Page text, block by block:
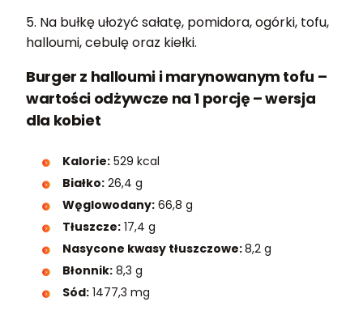
5. Na bułkę ułożyć sałatę, pomidora, ogórki, tofu,
halloumi, cebulę oraz kiełki.
Burger z halloumi i marynowanym tofu –
wartości odżywcze na 1 porcję – wersja
dla kobiet
Kalorie: 529 kcal
Białko: 26,4 g
Węglowodany: 66,8 g
Tłuszcze: 17,4 g
Nasycone kwasy tłuszczowe:8,2 g
Błonnik: 8,3 g
Sód: 1477,3 mg